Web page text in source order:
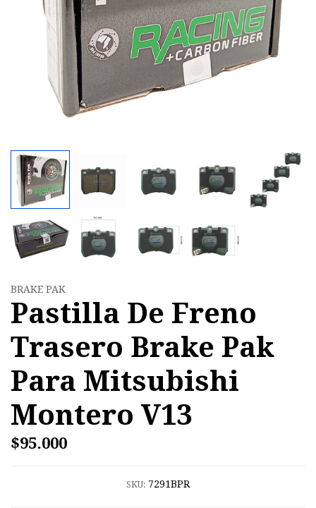
BRAKE PAK
Pastilla De Freno
Trasero Brake Pak
Para Mitsubishi
Montero V13
$95.000
SKU: 7291BPR